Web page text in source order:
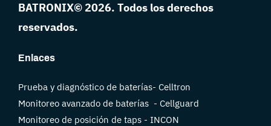
BATRONIX© 2026. Todos los derechos
reservados.
Enlaces
Prueba y diagnóstico de baterías- Celltron
Monitoreo avanzado de baterías - Cellguard
Monitoreo de posición de taps - INCON